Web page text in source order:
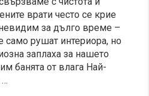
врати често се крие
за дълго време –
само рушат интериора, но
заплаха за нашето
банята от влага Най-
…